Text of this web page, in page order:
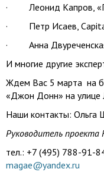
· Леонид Капров,
· Петр Исаев,
· Анна
И многие другие
Ждем Вас 5 марта на
«Джон Донн» на улице
Наши контакты: Ольга
Руководитель проекта
тел.: +7 (495) 788-91-
magae@yandex.ru